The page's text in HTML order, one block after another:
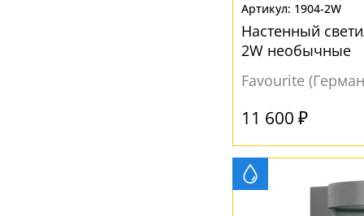
- бесплатно по России
- бесплатная доставка
1904-2W
Настенный
2W необычные
Favourite
11 600 ₽